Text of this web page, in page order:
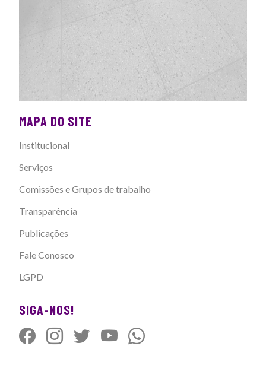
MAPA DO SITE
Institucional
Serviços
Comissões e Grupos de trabalho
Transparência
Publicações
Fale Conosco
LGPD
SIGA-NOS!